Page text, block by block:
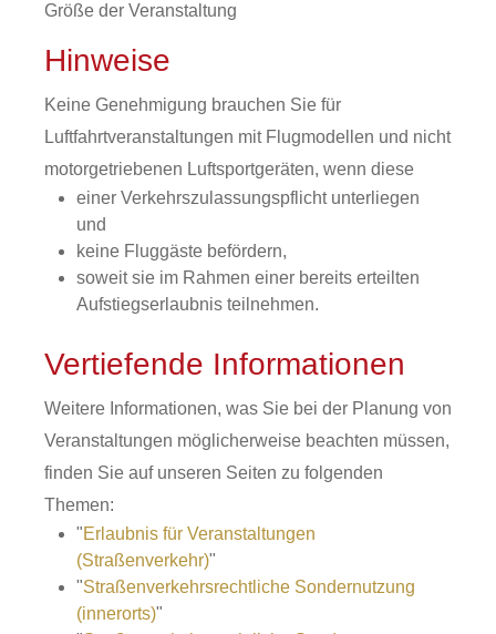
Größe der Veranstaltung
Hinweise
Keine Genehmigung brauchen Sie für
Luftfahrtveranstaltungen mit Flugmodellen und nicht
motorgetriebenen Luftsportgeräten, wenn diese
einer Verkehrszulassungspflicht unterliegen
und
keine Fluggäste befördern,
soweit sie im Rahmen einer bereits erteilten
Aufstiegserlaubnis teilnehmen.
Vertiefende Informationen
Weitere Informationen, was Sie bei der Planung von
Veranstaltungen möglicherweise beachten müssen,
finden Sie auf unseren Seiten zu folgenden
Themen:
"Erlaubnis für Veranstaltungen
(Straßenverkehr)"
"Straßenverkehrsrechtliche Sondernutzung
(innerorts)"